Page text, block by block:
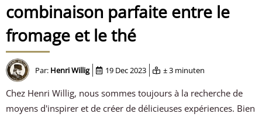
combinaison parfaite entre le
fromage et le thé
Par: Henri Willig 19 Dec 2023 ± 3 minuten
Chez Henri Willig, nous sommes toujours à la recherche de
moyens d'inspirer et de créer de délicieuses expériences. Bien